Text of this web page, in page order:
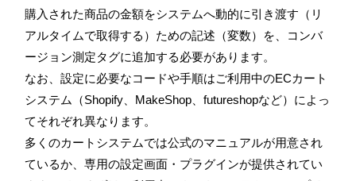
購入された商品の金額をシステムへ動的に引き渡す（リ
アルタイムで取得する）ための記述（変数）を、コンバ
ージョン測定タグに追加する必要があります。
なお、設定に必要なコードや手順はご利用中のECカート
システム（Shopify、MakeShop、futureshopなど）によっ
てそれぞれ異なります。
多くのカートシステムでは公式のマニュアルが用意され
ているか、専用の設定画面・プラグインが提供されてい